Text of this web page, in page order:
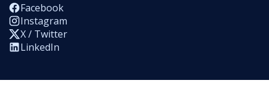
Facebook
Instagram
X / Twitter
LinkedIn